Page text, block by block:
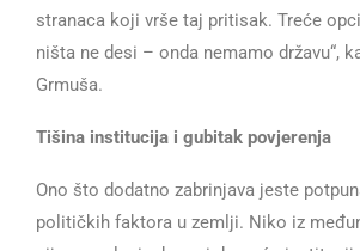
stranaca koji vrše taj pritisak. Treće
ništa ne desi – onda nemamo državu“,
Grmuša.
Tišina institucija i gubitak povjerenja
Ono što dodatno zabrinjava jeste
političkih faktora u zemlji. Niko iz